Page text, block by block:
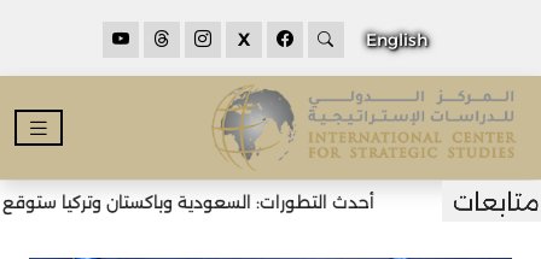
English
X
أحدث التطورات: السعودية وباكستان وتركيا ستوقع